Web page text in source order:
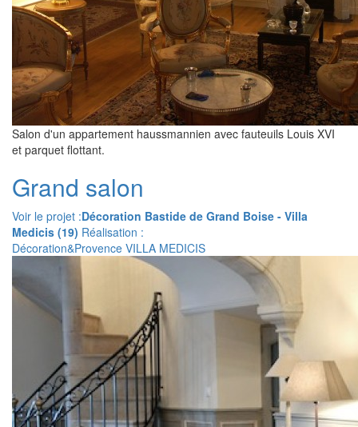
Salon d'un appartement haussmannien avec fauteuils Louis XVI
et parquet flottant.
Grand salon
Voir le projet :Décoration Bastide de Grand Boise - Villa
Medicis (19) Réalisation :
Décoration&Provence VILLA MEDICIS